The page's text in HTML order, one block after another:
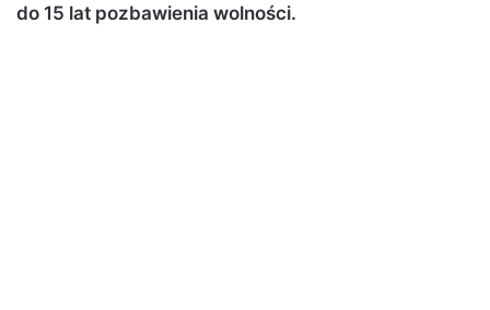
do 15 lat pozbawienia wolności.